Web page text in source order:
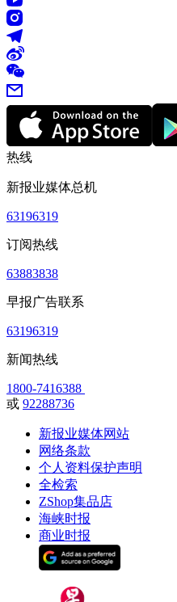
热线
新报业媒体总机
63196319
订阅热线
63883838
早报广告联系
63196319
新闻热线
1800-7416388
或 92288736
新报业媒体网站
网络条款
个人资料保护声明
全检索
ZShop集品店
海峡时报
商业时报